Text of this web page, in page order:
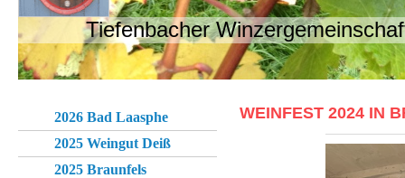
Tiefenbacher
2026 Bad Laasphe
2025 Weingut Deiß
2025 Braunfels
WEINFEST 2024 IN